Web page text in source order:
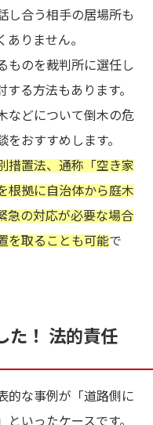
し合う相手の居場所も
りません。
ものを裁判所に選任し
る方法もあります。
などについて倒木の危
おすすめします。
措置法、通称「空き家
根拠に自治体から庭木
急の対応が必要な場合
を取ることも可能で
た！ 法的責任
的な事例が「道路側に
いったケースです。